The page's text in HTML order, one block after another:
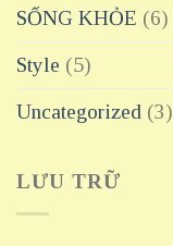
SỐNG KHỎE (6)
Style (5)
Uncategorized (3)
LƯU TRỮ